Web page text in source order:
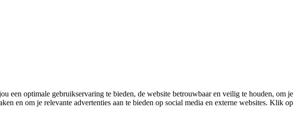
een optimale gebruikservaring te bieden, de website betrouwbaar en veilig te houden, om je
en om je relevante advertenties aan te bieden op social media en externe websites. Klik op